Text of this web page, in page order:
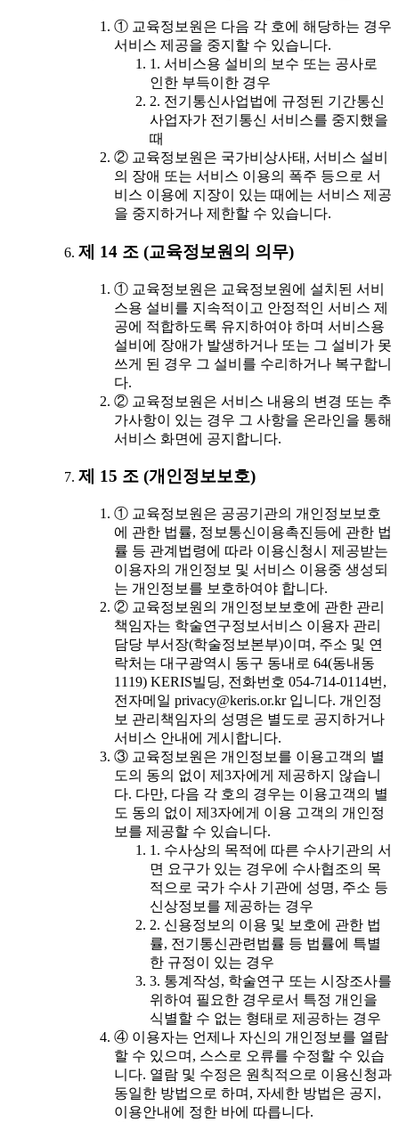
① 교육정보원은 다음 각 호에 해당하는 경우
서비스 제공을 중지할 수 있습니다.
1. 서비스용 설비의 보수 또는 공사로
인한 부득이한 경우
2. 전기통신사업법에 규정된 기간통신
사업자가 전기통신 서비스를 중지했을
때
② 교육정보원은 국가비상사태, 서비스 설비
의 장애 또는 서비스 이용의 폭주 등으로 서
비스 이용에 지장이 있는 때에는 서비스 제공
을 중지하거나 제한할 수 있습니다.
제 14 조 (교육정보원의 의무)
① 교육정보원은 교육정보원에 설치된 서비
스용 설비를 지속적이고 안정적인 서비스 제
공에 적합하도록 유지하여야 하며 서비스용
설비에 장애가 발생하거나 또는 그 설비가 못
쓰게 된 경우 그 설비를 수리하거나 복구합니
다.
② 교육정보원은 서비스 내용의 변경 또는 추
가사항이 있는 경우 그 사항을 온라인을 통해
서비스 화면에 공지합니다.
제 15 조 (개인정보보호)
① 교육정보원은 공공기관의 개인정보보호
에 관한 법률, 정보통신이용촉진등에 관한 법
률 등 관계법령에 따라 이용신청시 제공받는
이용자의 개인정보 및 서비스 이용중 생성되
는 개인정보를 보호하여야 합니다.
② 교육정보원의 개인정보보호에 관한 관리
책임자는 학술연구정보서비스 이용자 관리
담당 부서장(학술정보본부)이며, 주소 및 연
락처는 대구광역시 동구 동내로 64(동내동
1119) KERIS빌딩, 전화번호 054-714-0114번,
전자메일 privacy@keris.or.kr 입니다. 개인정
보 관리책임자의 성명은 별도로 공지하거나
서비스 안내에 게시합니다.
③ 교육정보원은 개인정보를 이용고객의 별
도의 동의 없이 제3자에게 제공하지 않습니
다. 다만, 다음 각 호의 경우는 이용고객의 별
도 동의 없이 제3자에게 이용 고객의 개인정
보를 제공할 수 있습니다.
1. 수사상의 목적에 따른 수사기관의 서
면 요구가 있는 경우에 수사협조의 목
적으로 국가 수사 기관에 성명, 주소 등
신상정보를 제공하는 경우
2. 신용정보의 이용 및 보호에 관한 법
률, 전기통신관련법률 등 법률에 특별
한 규정이 있는 경우
3. 통계작성, 학술연구 또는 시장조사를
위하여 필요한 경우로서 특정 개인을
식별할 수 없는 형태로 제공하는 경우
④ 이용자는 언제나 자신의 개인정보를 열람
할 수 있으며, 스스로 오류를 수정할 수 있습
니다. 열람 및 수정은 원칙적으로 이용신청과
동일한 방법으로 하며, 자세한 방법은 공지,
이용안내에 정한 바에 따릅니다.